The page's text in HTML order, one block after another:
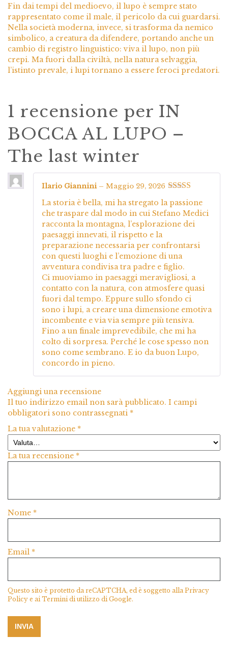
Fin dai tempi del medioevo, il lupo è sempre stato
rappresentato come il male, il pericolo da cui guardarsi.
Nella società moderna, invece, si trasforma da nemico
simbolico, a creatura da difendere, portando anche un
cambio di registro linguistico: viva il lupo, non più
crepi. Ma fuori dalla civiltà, nella natura selvaggia,
l’istinto prevale, i lupi tornano a essere feroci predatori.
1 recensione per IN
BOCCA AL LUPO –
The last winter
Valutato
5
Ilario Giannini – Maggio 29, 2026
La storia è bella, mi ha stregato la passione
che traspare dal modo in cui Stefano Medici
racconta la montagna, l’esplorazione dei
paesaggi innevati, il rispetto e la
preparazione necessaria per confrontarsi
con questi luoghi e l’emozione di una
avventura condivisa tra padre e figlio.
Ci muoviamo in paesaggi meravigliosi, a
contatto con la natura, con atmosfere quasi
fuori dal tempo. Eppure sullo sfondo ci
sono i lupi, a creare una dimensione emotiva
incombente e via via sempre più tensiva.
Fino a un finale imprevedibile, che mi ha
colto di sorpresa. Perché le cose spesso non
sono come sembrano. E io da buon Lupo,
concordo in pieno.
Aggiungi una recensione
Il tuo indirizzo email non sarà pubblicato. I campi
obbligatori sono contrassegnati *
La tua valutazione *
La tua recensione *
Nome *
Email *
Questo sito è protetto da reCAPTCHA, ed è soggetto allaPrivacy
Policy e aiTermini di utilizzo di Google.